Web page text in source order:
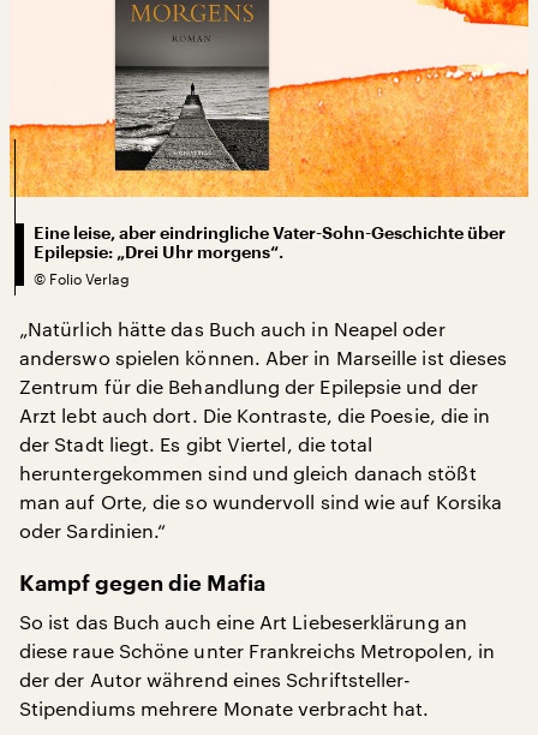
Eine leise, aber eindringliche Vater-Sohn-Geschichte über
Epilepsie: „Drei Uhr morgens“.
© Folio Verlag
„Natürlich hätte das Buch auch in Neapel oder
anderswo spielen können. Aber in Marseille ist dieses
Zentrum für die Behandlung der Epilepsie und der
Arzt lebt auch dort. Die Kontraste, die Poesie, die in
der Stadt liegt. Es gibt Viertel, die total
heruntergekommen sind und gleich danach stößt
man auf Orte, die so wundervoll sind wie auf Korsika
oder Sardinien.“
Kampf gegen die Mafia
So ist das Buch auch eine Art Liebeserklärung an
diese raue Schöne unter Frankreichs Metropolen, in
der der Autor während eines Schriftsteller-
Stipendiums mehrere Monate verbracht hat.